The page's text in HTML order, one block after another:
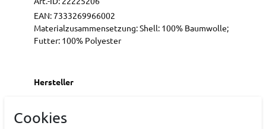
EAN:7333269966002
Materialzusammensetzung: Shell: 100% Baumwolle;
Futter: 100% Polyester
Hersteller
EU Verantwortlicher
Cookies